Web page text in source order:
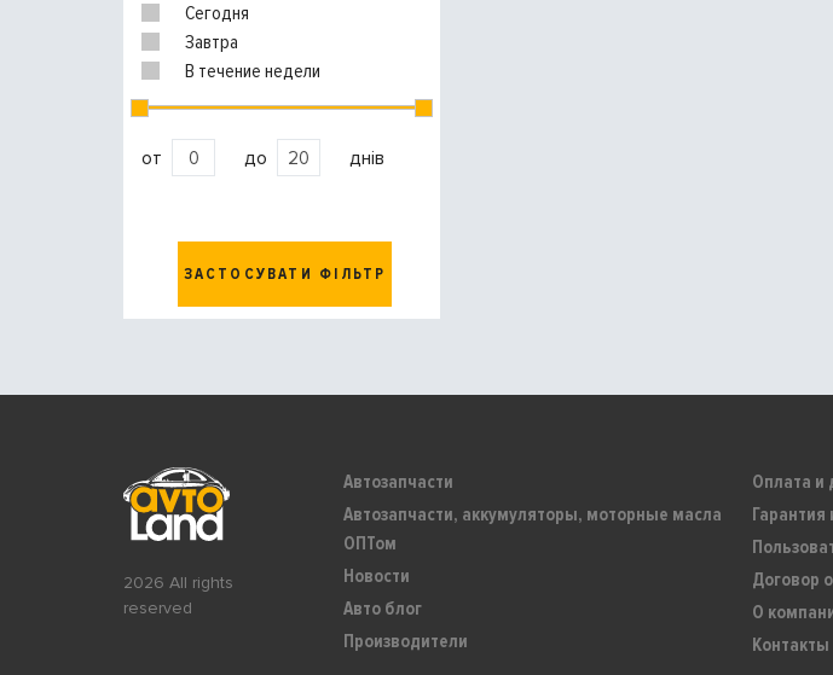
Сегодня
Завтра
В течение недели
от до днів
ЗАСТОСУВАТИ ФІЛЬТР
2026 All rights
reserved
Автозапчасти
Автозапчасти, аккумуляторы, моторные масла
ОПТом
Новости
Авто блог
Производители
Оплата и
Гарантия
Договор
О
Контакты